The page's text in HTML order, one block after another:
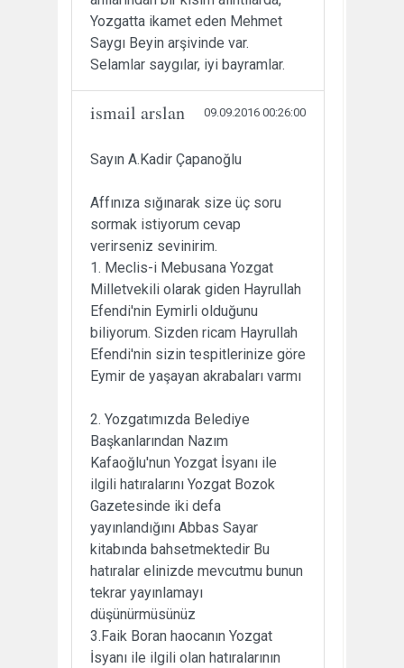
Yozgatta ikamet eden Mehmet
Saygı Beyin arşivinde var.
Selamlar saygılar, iyi bayramlar.
ismail arslan 09.09.2016 00:26:00
Sayın A.Kadir Çapanoğlu
Affınıza sığınarak size üç soru
sormak istiyorum cevap
verirseniz sevinirim.
1. Meclis-i Mebusana Yozgat
Milletvekili olarak giden Hayrullah
Efendi'nin Eymirli olduğunu
biliyorum. Sizden ricam Hayrullah
Efendi'nin sizin tespitlerinize göre
Eymir de yaşayan akrabaları varmı
2. Yozgatımızda Belediye
Başkanlarından Nazım
Kafaoğlu'nun Yozgat İsyanı ile
ilgili hatıralarını Yozgat Bozok
Gazetesinde iki defa
yayınlandığını Abbas Sayar
kitabında bahsetmektedir Bu
hatıralar elinizde mevcutmu bunun
tekrar yayınlamayı
düşünürmüsünüz
3.Faik Boran haocanın Yozgat
İsyanı ile ilgili olan hatıralarının